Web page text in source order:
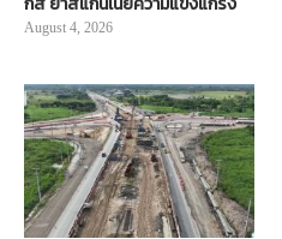
August 4, 2026